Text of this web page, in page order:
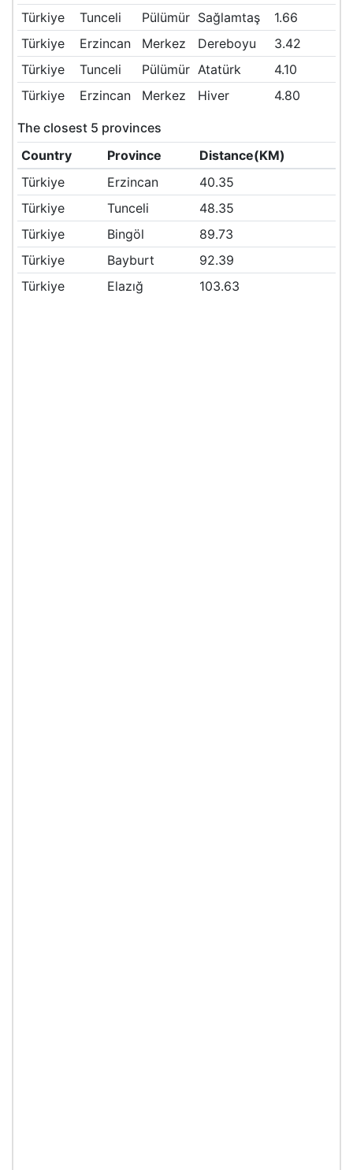
Türkiye
Tunceli Pülümür Sağlamtaş
1.66
Türkiye
Erzincan Merkez Dereboyu
3.42
Türkiye
Tunceli Pülümür Atatürk
4.10
Türkiye
Erzincan Merkez Hiver 4.80
The closest 5 provinces
Country
Province
Distance(KM)
Türkiye
Erzincan
40.35
Türkiye
Tunceli
48.35
Türkiye
Bingöl
89.73
Türkiye
Bayburt
92.39
Türkiye
Elazığ 103.63